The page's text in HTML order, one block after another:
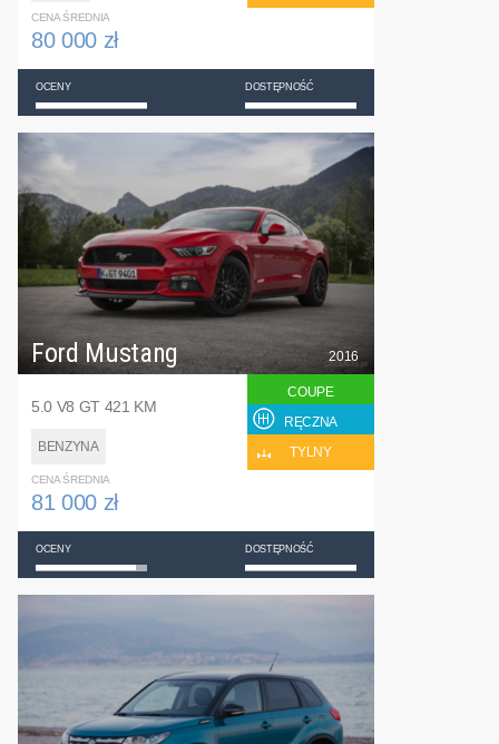
CENA ŚREDNIA
80 000 zł
OCENY DOSTĘPNOŚĆ
Ford Mustang
5.0 V8 GT 421 KM
BENZYNA
2016
COUPE
RĘCZNA
TYLNY
CENA ŚREDNIA
81 000 zł
OCENY DOSTĘPNOŚĆ